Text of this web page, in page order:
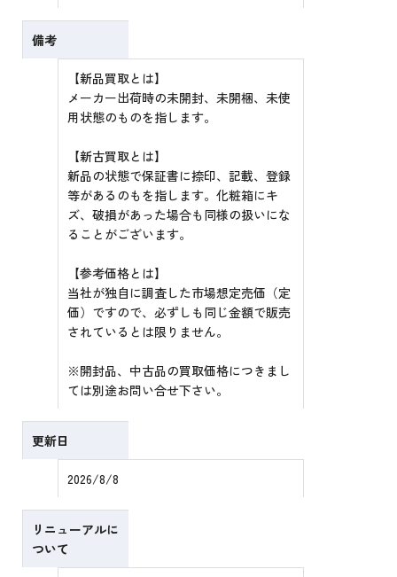
備考
【新品買取とは】
メーカー出荷時の未開封、未開梱、未使
用状態のものを指します。
【新古買取とは】
新品の状態で保証書に捺印、記載、登録
等があるのもを指します。化粧箱にキ
ズ、破損があった場合も同様の扱いにな
ることがございます。
【参考価格とは】
当社が独自に調査した市場想定売価（定
価）ですので、必ずしも同じ金額で販売
されているとは限りません。
※開封品、中古品の買取価格につきまし
ては別途お問い合せ下さい。
更新日
2026/8/8
リニューアルに
ついて